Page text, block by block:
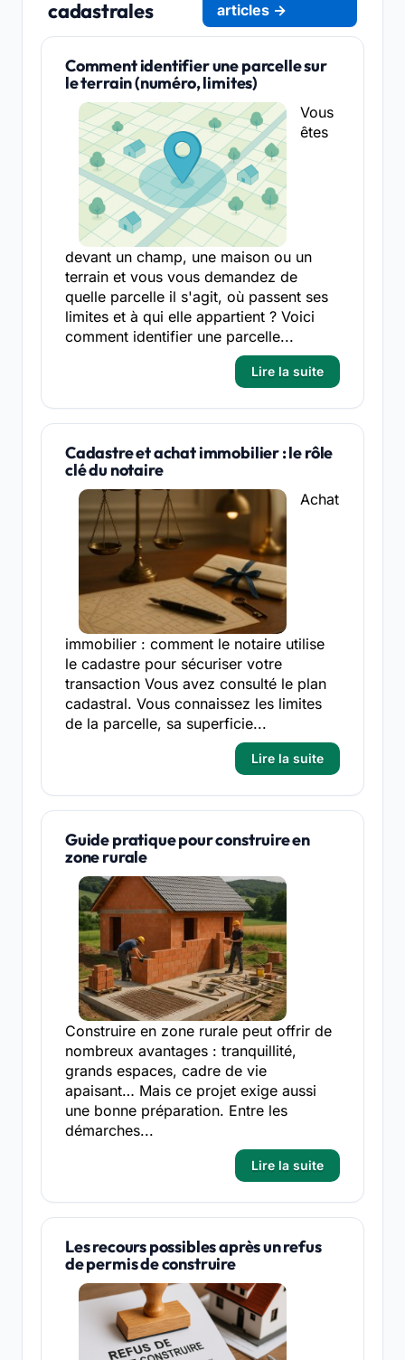
cadastrales
articles →
Comment identifier une parcelle sur
le terrain (numéro, limites)
Vous
êtes
devant un champ, une maison ou un
terrain et vous vous demandez de
quelle parcelle il s'agit, où passent ses
limites et à qui elle appartient ? Voici
comment identifier une parcelle...
Lire la suite
Cadastre et achat immobilier : le rôle
clé du notaire
Achat
immobilier : comment le notaire utilise
le cadastre pour sécuriser votre
transaction Vous avez consulté le plan
cadastral. Vous connaissez les limites
de la parcelle, sa superficie...
Lire la suite
Guide pratique pour construire en
zone rurale
Construire en zone rurale peut offrir de
nombreux avantages : tranquillité,
grands espaces, cadre de vie
apaisant… Mais ce projet exige aussi
une bonne préparation. Entre les
démarches...
Lire la suite
Les recours possibles après un refus
de permis de construire